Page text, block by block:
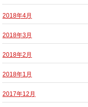
2018年4月
2018年3月
2018年2月
2018年1月
2017年12月